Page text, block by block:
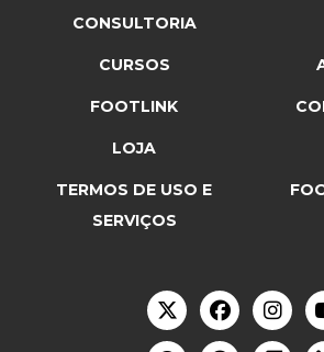
CONSULTORIA
CURSOS
FOOTLINK
LOJA
TERMOS DE USO E
SERVIÇOS